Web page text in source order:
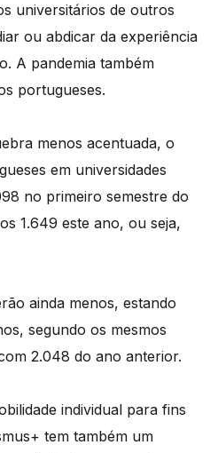
universitários de outros
ou abdicar da experiência
A pandemia também
portugueses.
menos acentuada, o
em universidades
no primeiro semestre do
1.649 este ano, ou seja,
ainda menos, estando
segundo os mesmos
2.048 do ano anterior.
individual para fins
tem também um